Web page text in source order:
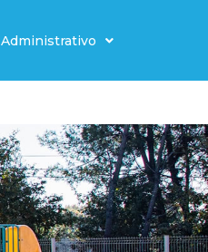
Administrativo